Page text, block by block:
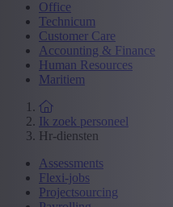
Office
Technicum
Customer Care
Accounting & Finance
Human Resources
Maritiem
Ik zoek personeel
Hr-diensten
Assessments
Flexi-jobs
Projectsourcing